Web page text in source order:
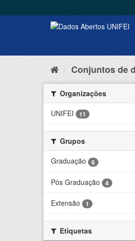
Conjuntos de
Organizações
UNIFEI
11
Grupos
Graduação
6
Pós Graduação 4
Extensão 1
Etiquetas